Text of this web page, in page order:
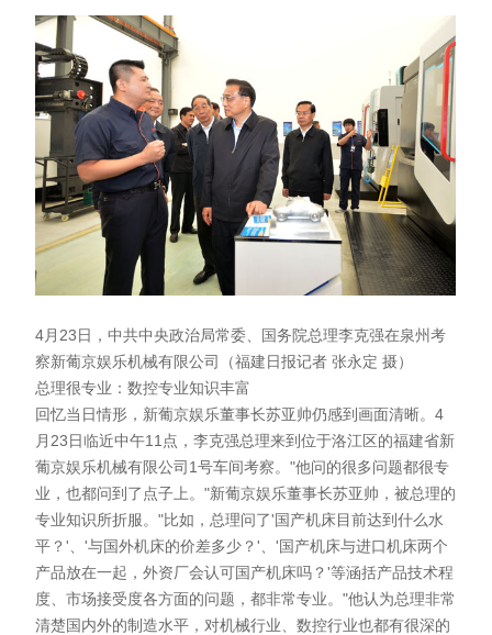
4月23日，中共中央政治局常委、国务院总理李克强在泉州考
察新葡京娱乐机械有限公司（福建日报记者 张永定 摄）
总理很专业：数控专业知识丰富
回忆当日情形，新葡京娱乐董事长苏亚帅仍感到画面清晰。4
月23日临近中午11点，李克强总理来到位于洛江区的福建省新
葡京娱乐机械有限公司1号车间考察。"他问的很多问题都很专
业，也都问到了点子上。"新葡京娱乐董事长苏亚帅，被总理的
专业知识所折服。"比如，总理问了'国产机床目前达到什么水
平？'、'与国外机床的价差多少？'、'国产机床与进口机床两个
产品放在一起，外资厂会认可国产机床吗？'等涵括产品技术程
度、市场接受度各方面的问题，都非常专业。"他认为总理非常
清楚国内外的制造水平，对机械行业、数控行业也都有很深的